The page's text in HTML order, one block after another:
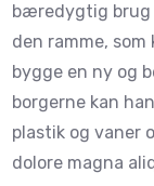
bæredygtig brug
den ramme,
bygge en ny og
borgerne kan
plastik og vaner
dolore magna